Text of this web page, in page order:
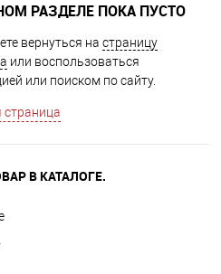
РАЗДЕЛЕ ПОКА ПУСТО
вернуться на страницу
или воспользоваться
или поиском по сайту.
страница
В КАТАЛОГЕ.